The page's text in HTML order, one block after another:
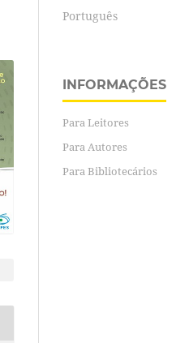
Português
INFORMAÇÕES
Para Leitores
Para Autores
Para Bibliotecários